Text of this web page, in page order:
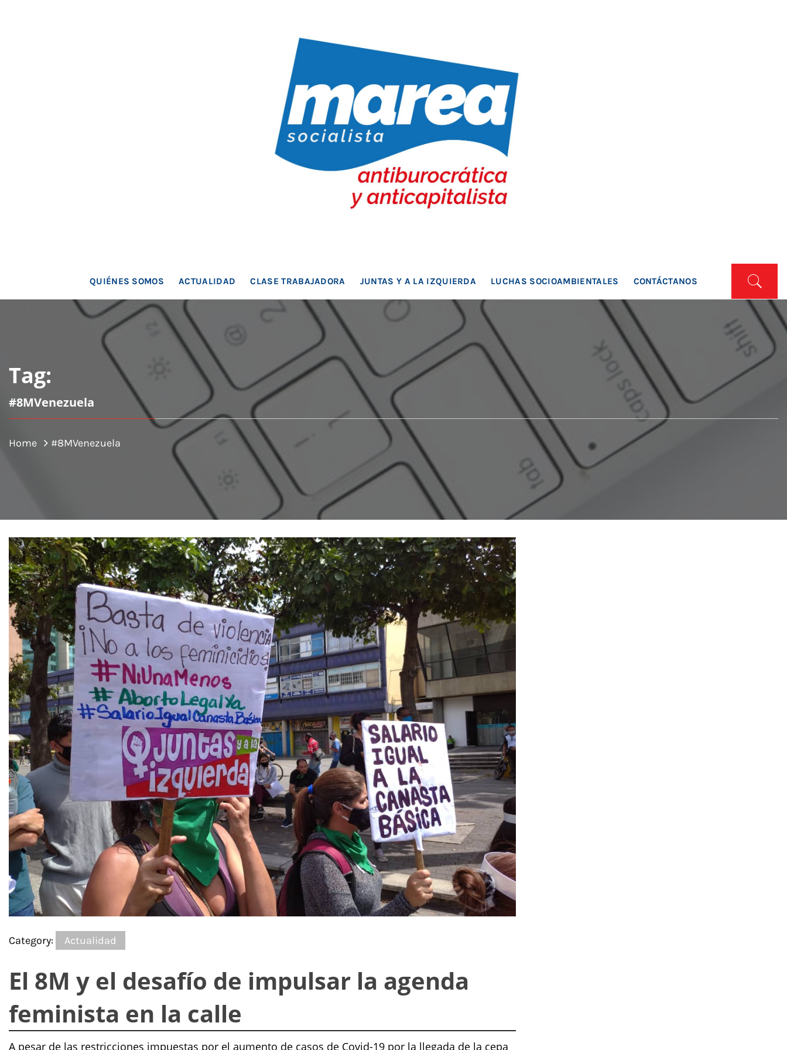
MAREA SOCIALISTA
QUIÉNES SOMOS ACTUALIDAD CLASE TRABAJADORA JUNTAS Y A LA IZQUIERDA LUCHAS SOCIOAMBIENTALES CONTÁCTANOS
Tag:
#8MVenezuela
Home #8MVenezuela
Category: Actualidad
El 8M y el desafío de impulsar la agenda
feminista en la calle
A pesar de las restricciones impuestas por el aumento de casos de Covid-19 por la llegada de la cepa